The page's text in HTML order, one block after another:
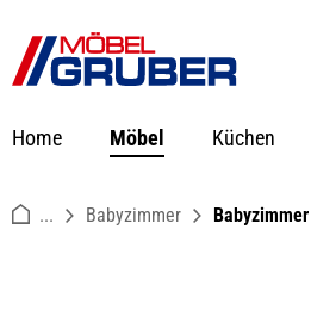
Zur Hauptnavigation springen
Home Möbel Küchen
... Babyzimmer